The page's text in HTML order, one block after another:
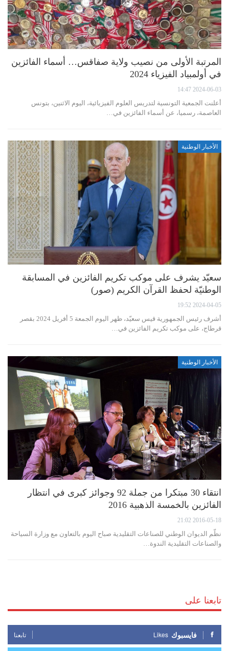
المرتبة الأولى من نصيب ولاية صفاقس… أسماء الفائزين
في أولمبياد الفيزياء 2024
2024-06-03 14:47
أعلنت الجمعية التونسية لتدريس العلوم الفيزيائية، اليوم الاثنين، بتونس
العاصمة، رسميا، عن أسماء الفائزين في…
الأخبار الوطنية
سعيّد يشرف على موكب تكريم الفائزين في المسابقة
الوطنيّة لحفظ القرآن الكريم (صور)
2024-04-05 19:52
أشرف رئيس الجمهورية قيس سعيّد، ظهر اليوم الجمعة 5 أفريل 2024 بقصر
قرطاج، على موكب تكريم الفائزين في…
الأخبار الوطنية
انتقاء 30 مبتكرا من جملة 92 وجوائز كبرى في انتظار
الفائزين بالخمسة الذهبية 2016
2016-05-18 21:02
نظّم الديوان الوطني للصناعات التقليدية صباح اليوم بالتعاون مع وزارة السياحة
والصناعات التقليدية الندوة…
تابعنا على
فايسبوك Likes تابعنا